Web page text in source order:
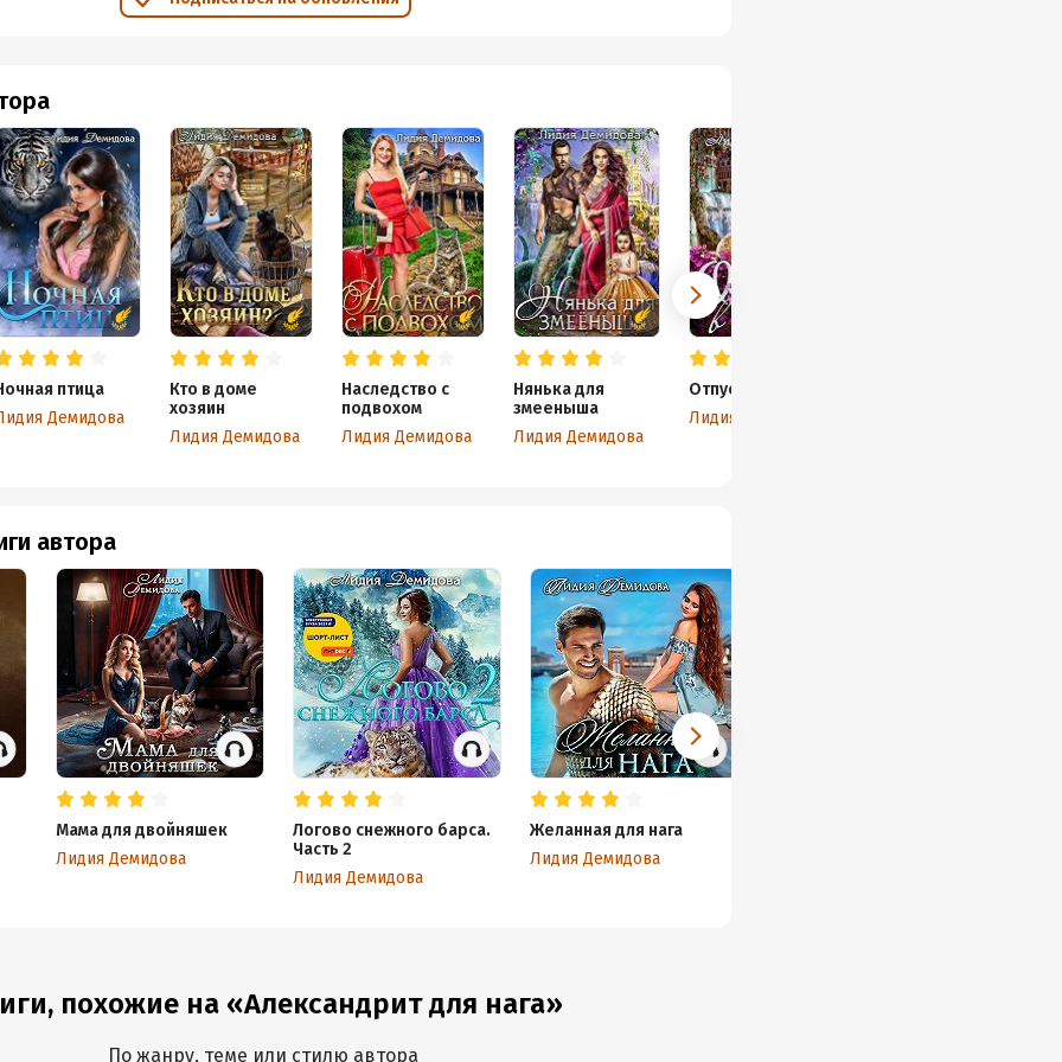
забыла). Видно было, что мотивоы для адекватного феминизма немного не хватило,
и клишированность сюжета, попробую почитать у Лидии Демидовой ещё
даже о нагах).
птица
Демидова
Кто в доме
хозяин
Лидия Демидова
Наследство с
подвохом
Лидия Демидова
Нянька для
змееныша
Лидия Демидова
Отпуск в гареме
Лидия Демидова
автора
Мама для двойняшек
Лидия Демидова
Логово снежного барса.
Часть 2
Лидия Демидова
Желанная для нага
Лидия Демидова
похожие на «Александрит для нага»
По жанру, теме или стилю автора